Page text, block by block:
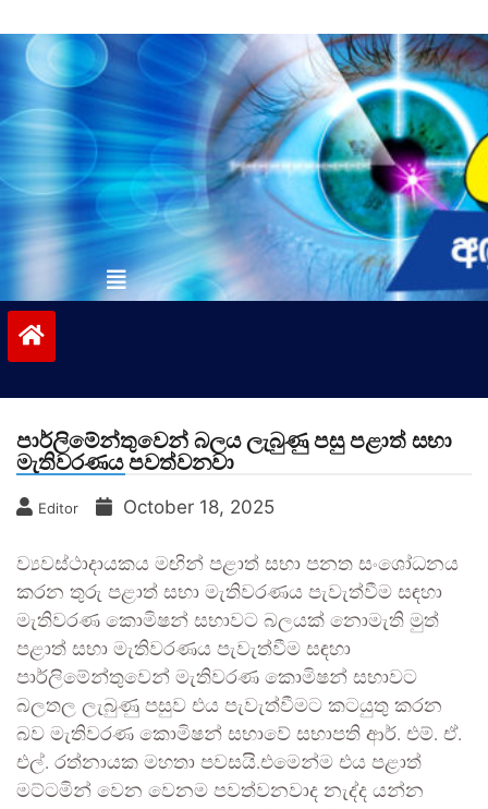
to
contentvinivida.lk
පාර්ලිමේන්තුවෙන් බලය ලැබුණු පසු පළාත් සභා
මැතිවරණය පවත්වනවා
Editor October 18, 2025
ව්‍යවස්ථාදායකය මඟින් පළාත් සභා පනත සංශෝධනය
කරන තුරු පළාත් සභා මැතිවරණය පැවැත්වීම සඳහා
මැතිවරණ කොමිෂන් සභාවට බලයක් නොමැති මුත්
පළාත් සභා මැතිවරණය පැවැත්වීම සඳහා
පාර්ලිමේන්තුවෙන් මැතිවරණ කොමිෂන් සභාවට
බලතල ලැබුණු පසුව එය පැවැත්වීමට කටයුතු කරන
බව මැතිවරණ කොමිෂන් සභාවේ සභාපති ආර්. එම්. ඒ.
එල්. රත්නායක මහතා පවසයි.එමෙන්ම එය පළාත්
මට්ටමින් වෙන වෙනම පවත්වනවාද නැද්ද යන්න